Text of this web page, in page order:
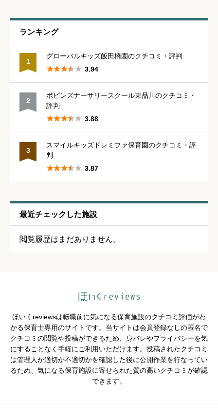
星の数をお選びください 
星の数をお選びください
星の数をお選びください
通いやすさ 必須
星の数をお選びください 
シフトの融通 必須
星の数をお選びください 
残業・持ち帰り仕事の少なさ
ランキング
1
グローバルキッズ飯田橋園のクチコミ・評判
 3.94
2
ポピンズナーサリースクール東品川のクチコミ・
評判
 3.88
3
スマイルキッズドレミファ保育園のクチコミ・評
判
 3.87
最近チェックした施設
閲覧履歴はまだありません。
ほいくreviewsは転職前に気になる保育施設のクチコミ評価がわ
かる保育士専用のサイトです。当サイトは会員登録なしの匿名で
クチコミの閲覧や投稿ができるため、身バレやプライバシーを気
にすることなく手軽にご利用いただけます。投稿されたクチコミ
は管理人が適切か不適切かを確認した後に公開作業を行なってい
るため、気になる保育施設に寄せられた質の高いクチコミが確認
できます。